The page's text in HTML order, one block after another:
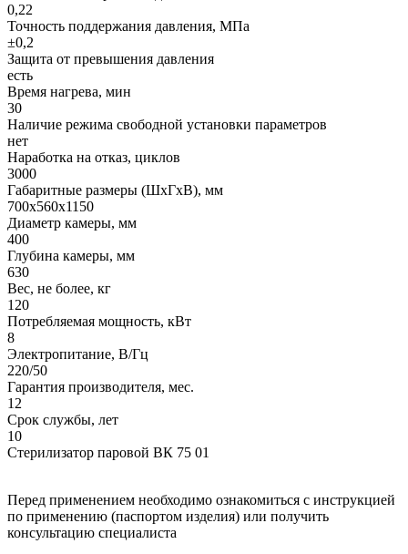
0,22
Точность поддержания давления, МПа
±0,2
Защита от превышения давления
есть
Время нагрева, мин
30
Наличие режима свободной установки параметров
нет
Наработка на отказ, циклов
3000
Габаритные размеры (ШхГхВ), мм
700х560х1150
Диаметр камеры, мм
400
Глубина камеры, мм
630
Вес, не более, кг
120
Потребляемая мощность, кВт
8
Электропитание, В/Гц
220/50
Гарантия производителя, мес.
12
Срок службы, лет
10
Стерилизатор паровой ВК 75 01
Перед применением необходимо ознакомиться с инструкцией
по применению (паспортом изделия) или получить
консультацию специалиста